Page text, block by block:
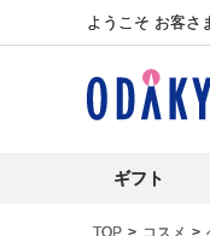
ようこそ お客さ
ギフト
TOP コスメ